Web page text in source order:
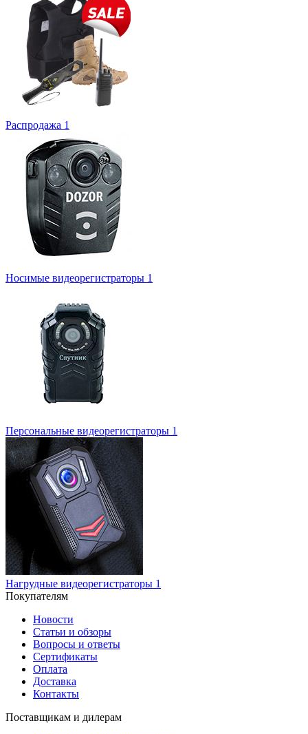
Распродажа 1
Носимые видеорегистраторы 1
Персональные видеорегистраторы 1
Нагрудные видеорегистраторы 1
Покупателям
Новости
Статьи и обзоры
Вопросы и ответы
Сертификаты
Оплата
Доставка
Контакты
Поставщикам и дилерам